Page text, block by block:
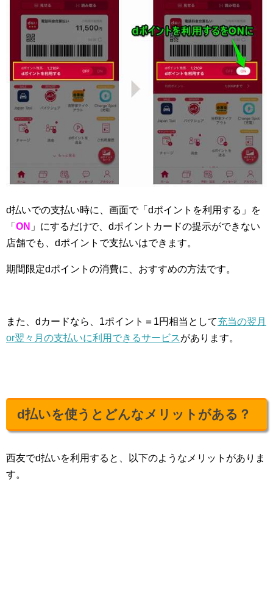
d払いでの支払い時に、画面で「dポイントを利用する」を
「 ON 」にするだけで、dポイントカードの提示ができない
店舗でも、dポイントで支払いはできます。
期間限定dポイントの消費に、おすすめの方法です。
また、dカードなら、1ポイント＝1円相当として充当の翌月
or翌々月の支払いに利用できるサービスがあります。
d払いを使うとどんなメリットがある？
西友でd払いを利用すると、以下のようなメリットがありま
す。